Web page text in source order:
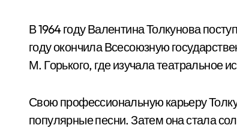
В 1964 году Валентина Толкунова
году окончила Всесоюзную
М. Горького, где изучала театральное
Свою профессиональную карьеру
популярные песни. Затем она стала